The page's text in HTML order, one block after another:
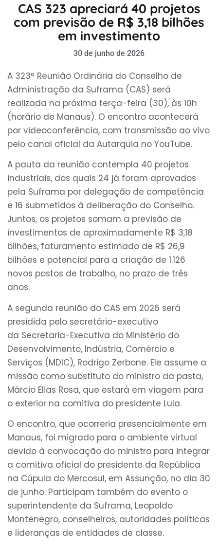
CAS 323 apreciará 40 projetos
com previsão de R$ 3,18 bilhões
em investimento
30 de junho de 2026
A 323ª Reunião Ordinária do Conselho de
Administração da Suframa (CAS) será
realizada na próxima terça-feira (30), às 10h
(horário de Manaus). O encontro acontecerá
por videoconferência, com transmissão ao vivo
pelo canal oficial da Autarquia no YouTube.
A pauta da reunião contempla 40 projetos
industriais, dos quais 24 já foram aprovados
pela Suframa por delegação de competência
e 16 submetidos à deliberação do Conselho.
Juntos, os projetos somam a previsão de
investimentos de aproximadamente R$ 3,18
bilhões, faturamento estimado de R$ 26,9
bilhões e potencial para a criação de 1.126
novos postos de trabalho, no prazo de três
anos.
A segunda reunião do CAS em 2026 será
presidida pelo secretário-executivo
da Secretaria-Executiva do Ministério do
Desenvolvimento, Indústria, Comércio e
Serviços (MDIC), Rodrigo Zerbone. Ele assume a
missão como substituto do ministro da pasta,
Márcio Elias Rosa, que estará em viagem para
o exterior na comitiva do presidente Lula.
O encontro, que ocorreria presencialmente em
Manaus, foi migrado para o ambiente virtual
devido à convocação do ministro para integrar
a comitiva oficial do presidente da República
na Cúpula do Mercosul, em Assunção, no dia 30
de junho. Participam também do evento o
superintendente da Suframa, Leopoldo
Montenegro, conselheiros, autoridades políticas
e lideranças de entidades de classe.